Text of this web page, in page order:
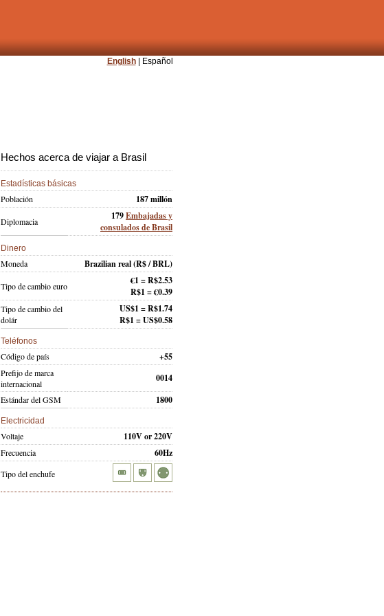
English| Español
Hechos acerca de viajar a Brasil
Estadísticas básicas
Población 187 millón
Diplomacia 179Embajadas y
consulados de Brasil
Dinero
Moneda Brazilian real(R$ / BRL)
Tipo de cambio euro
€1 = R$2.53
R$1 = €0.39
Tipo de cambio del
dolár
US$1 = R$1.74
R$1 = US$0.58
Teléfonos
Código de país +55
Prefijo de marca
internacional
0014
Estándar del GSM 1800
Electricidad
Voltaje 110V or 220V
Frecuencia 60Hz
Tipo del enchufe